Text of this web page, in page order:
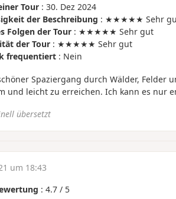
Tour: 30. Dez 2024
der Beschreibung : ★★★★★ Sehr
Folgen der Tour: ★★★★★ Sehr gut
der Tour: ★★★★★ Sehr gut
frequentiert: Nein
Spaziergang durch Wälder, Felder
und leicht zu erreichen. Ich kann es nur
übersetzt
um 18:43
: 4.7/ 5